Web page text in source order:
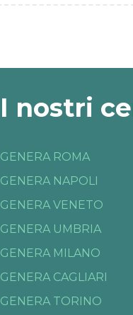
I nostri
GENERA ROMA
GENERA NAPOLI
GENERA VENETO
GENERA UMBRIA
GENERA MILANO
GENERA CAGLIARI
GENERA TORINO